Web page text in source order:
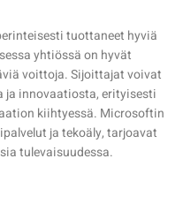
tuottaneet hyviä
yhtiössä on hyvät
voittoja. Sijoittajat voivat
ja innovaatiosta, erityisesti
kiihtyessä. Microsoftin
ja tekoäly, tarjoavat
tulevaisuudessa.